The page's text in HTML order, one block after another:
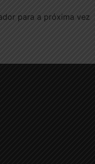
para a próxima vez